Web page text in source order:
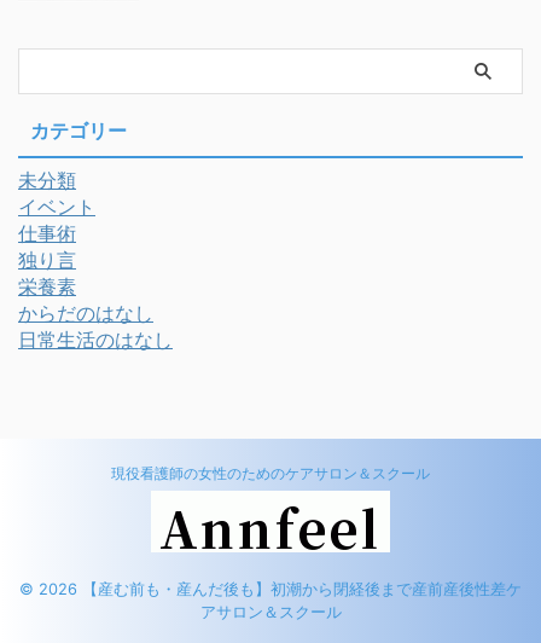
カテゴリー
未分類
イベント
仕事術
独り言
栄養素
からだのはなし
日常生活のはなし
現役看護師の女性のためのケアサロン＆スクール
© 2026 【産む前も・産んだ後も】初潮から閉経後まで産前産後性差ケ
アサロン＆スクール